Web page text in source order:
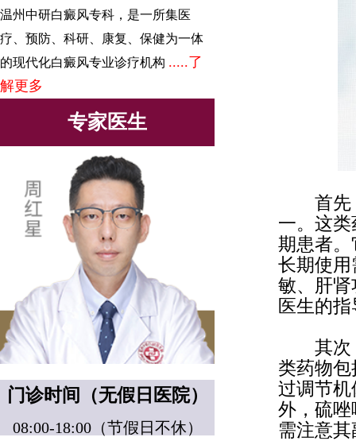
温州中研白癜风专科，是一所集医
疗、预防、科研、康复、保健为一体
的现代化白癜风专业诊疗机构 .....了
解更多
专家医生
门诊时间（无假日医院）
08:00-18:00（节假日不休）
首先，
一。这
期患者
长期使
敏、肝
医生的
其次，
类药物
过调节
外，硫
需注意